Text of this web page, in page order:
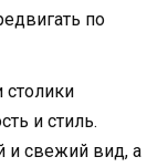
по
столики
и стиль.
и свежий вид, а